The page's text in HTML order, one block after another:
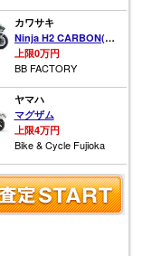
カワサキ
Ninja H2 CARBON(カーボン)
上限0万円
BB FACTORY
ヤマハ
マグザム
上限4万円
Bike & Cycle Fujioka